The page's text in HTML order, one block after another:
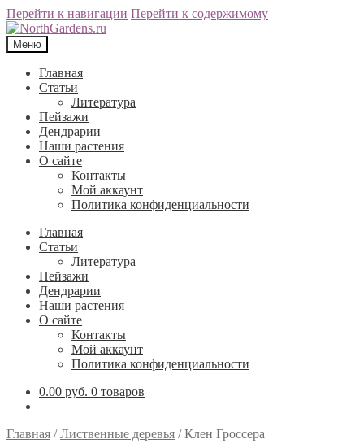
Перейти к навигации Перейти к содержимому
Меню
Главная
Статьи
Литература
Пейзажи
Дендрарии
Наши растения
О сайте
Контакты
Мой аккаунт
Политика конфиденциальности
Главная
Статьи
Литература
Пейзажи
Дендрарии
Наши растения
О сайте
Контакты
Мой аккаунт
Политика конфиденциальности
0.00 руб. 0 товаров
Главная /Лиственные деревья /Клен Гроссера